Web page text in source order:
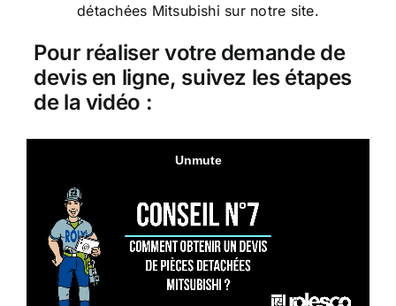
détachées Mitsubishi sur notre site.
Pour réaliser votre demande de
devis en ligne, suivez les étapes
de la vidéo :